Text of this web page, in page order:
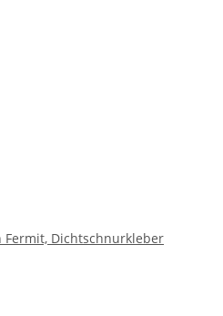
Fermit, Dichtschnurkleber